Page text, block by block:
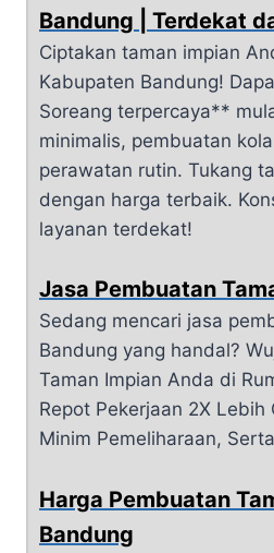
Bandung | Terdekat
Ciptakan taman impian
Kabupaten Bandung!
Soreang terpercaya**
minimalis, pembuatan
perawatan rutin. Tukang
dengan harga terbaik.
layanan terdekat!
Jasa Pembuatan
Sedang mencari jasa
Bandung yang handal?
Taman Impian Anda di
Repot Pekerjaan 2X Lebih
Minim Pemeliharaan, Serta
Harga Pembuatan
Bandung